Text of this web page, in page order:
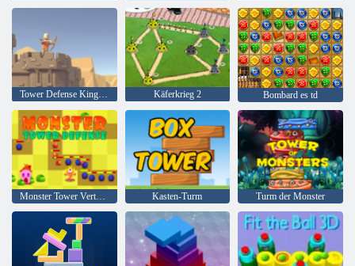
Käferkrieg 2 Bombard es td
Kasten-Turm Turm der Monster